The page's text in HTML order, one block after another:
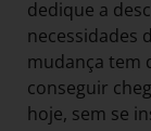
dedique a
necessidades
mudança tem
conseguir
hoje, sem se